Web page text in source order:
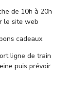
de 10h à 20h
le site web
cadeaux
ligne de train
puis prévoir